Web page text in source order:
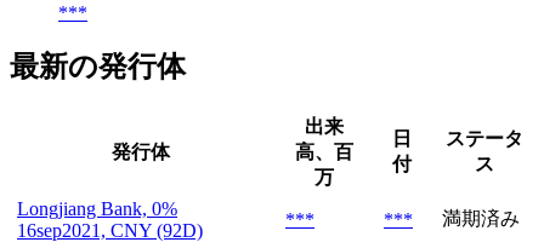
***
最新の発行体
発行体
出来
高、百
万
日
付
ステータ
ス
Longjiang Bank, 0%
16sep2021, CNY (92D)
*** ***
満期済み